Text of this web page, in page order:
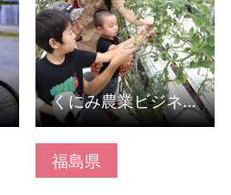
」
福島県
くにみ農業ビジネス訓練所